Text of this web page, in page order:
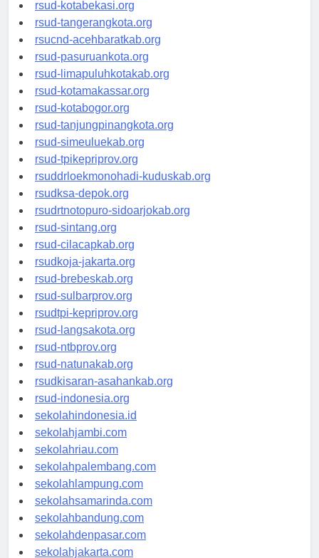
rsud-kotabekasi.org
rsud-tangerangkota.org
rsucnd-acehbaratkab.org
rsud-pasuruankota.org
rsud-limapuluhkotakab.org
rsud-kotamakassar.org
rsud-kotabogor.org
rsud-tanjungpinangkota.org
rsud-simeuluekab.org
rsud-tpikepriprov.org
rsuddrloekmonohadi-kuduskab.org
rsudksa-depok.org
rsudrtnotopuro-sidoarjokab.org
rsud-sintang.org
rsud-cilacapkab.org
rsudkoja-jakarta.org
rsud-brebeskab.org
rsud-sulbarprov.org
rsudtpi-kepriprov.org
rsud-langsakota.org
rsud-ntbprov.org
rsud-natunakab.org
rsudkisaran-asahankab.org
rsud-indonesia.org
sekolahindonesia.id
sekolahjambi.com
sekolahriau.com
sekolahpalembang.com
sekolahlampung.com
sekolahsamarinda.com
sekolahbandung.com
sekolahdenpasar.com